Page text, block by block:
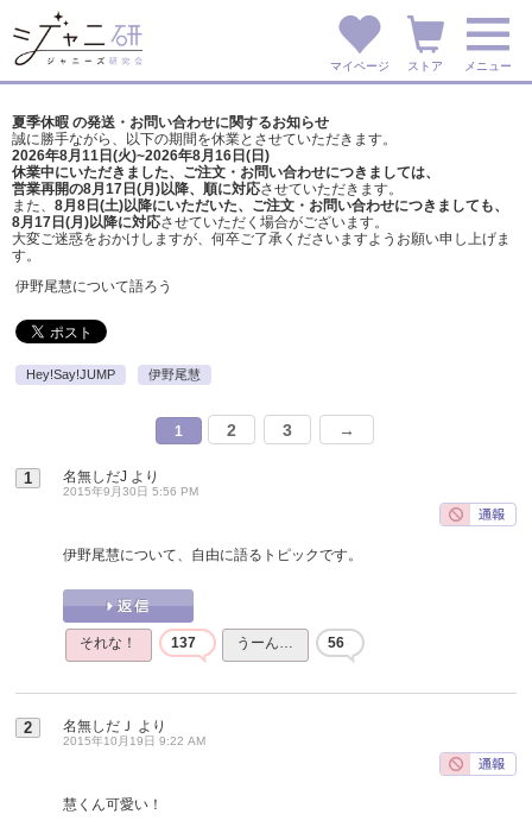
マイページ ストア メニュー
夏季休暇 の発送・お問い合わせに関するお知らせ
誠に勝手ながら、以下の期間を休業とさせていただきます。
2026年8月11日(火)~2026年8月16日(日)
休業中にいただきました、ご注文・お問い合わせにつきましては、
営業再開の8月17日(月)以降、順に対応させていただきます。
また、 8月8日(土)以降にいただいた、ご注文・ お問い合わせにつきましても、
8月17日(月)以降に対応させていただく場合がございます。
大変ご迷惑をおかけしますが、 何卒ご了承くださいますようお願い申し上げま
す。
伊野尾慧について語ろう
Hey!Say!JUMP 伊野尾慧
1 2 3 →
1 名無しだJ より
2015年9月30日 5:56 PM
伊野尾慧について、自由に語るトピックです。
それな！ 137 うーん… 56
2 名無しだＪ より
2015年10月19日 9:22 AM
慧くん可愛い！